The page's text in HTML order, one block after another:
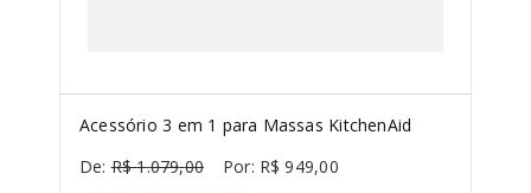
Acessório 3 em 1 para Massas KitchenAid
R$ 1.079,00 R$ 949,00